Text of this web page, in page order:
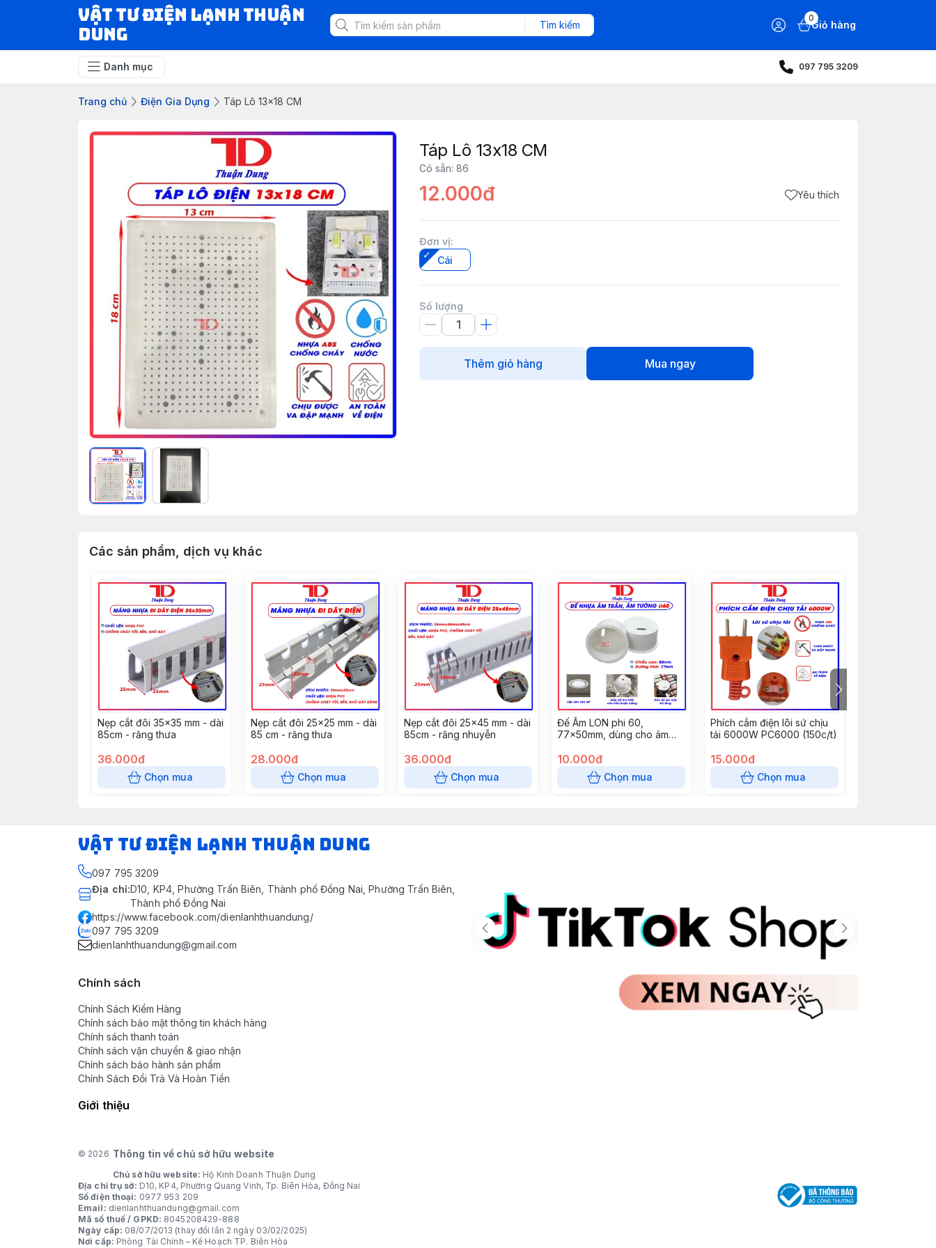
VẬT TƯ ĐIỆN LẠNH THUẬN
DUNG
Tìm kiếm
0
Giỏ hàng
Danh mục 097 795 3209
Trang chủ Điện Gia Dụng Táp Lô 13x18 CM
Táp Lô 13x18 CM
Có sẵn: 86
12.000đ Yêu thích
Đơn vị:
Cái
Số lượng
Thêm giỏ hàng Mua ngay
Các sản phẩm, dịch vụ khác
Nẹp cắt đôi 35x35 mm - dài
85cm - răng thưa
36.000đ
Chọn mua
Nẹp cắt đôi 25x25 mm - dài
85 cm - răng thưa
28.000đ
Chọn mua
Nẹp cắt đôi 25x45 mm - dài
85cm - răng nhuyễn
36.000đ
Chọn mua
Đế Âm LON phi 60,
77x50mm, dùng cho âm
(10 cái/gói)
10.000đ
Chọn mua
Phích cắm điện lõi sứ chịu
tải 6000W PC6000 (150c/t)
15.000đ
Chọn mua
VẬT TƯ ĐIỆN LẠNH THUẬN DUNG
097 795 3209
Địa chỉ:D10, KP4, Phường Trấn Biên, Thành phố Đồng Nai, Phường Trấn Biên,
Thành phố Đồng Nai
https://www.facebook.com/dienlanhthuandung/
097 795 3209
dienlanhthuandung@gmail.com
Chính sách
Chính Sách Kiểm Hàng
Chính sách bảo mật thông tin khách hàng
Chính sách thanh toán
Chính sách vận chuyển & giao nhận
Chính sách bảo hành sản phẩm
Chính Sách Đổi Trả Và Hoàn Tiền
Giới thiệu
© 2026 Thông tin về chủ sở hữu website
Chủ sở hữu website: Hộ Kinh Doanh Thuận Dung
Địa chỉ trụ sở: D10, KP4, Phường Quang Vinh, Tp. Biên Hòa, Đồng Nai
Số điện thoại: 0977 953 209
Email: dienlanhthuandung@gmail.com
Mã số thuế / GPKD: 8045208429-888
Ngày cấp: 08/07/2013 (thay đổi lần 2 ngày 03/02/2025)
Nơi cấp: Phòng Tài Chính – Kế Hoạch TP. Biên Hòa